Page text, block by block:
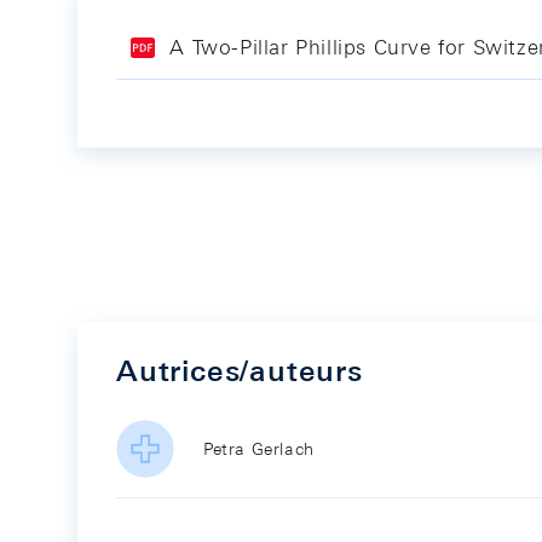
A Two-Pillar Phillips Curve for
Autrices/auteurs
Petra Gerlach